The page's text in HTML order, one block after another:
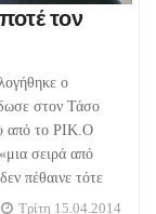
τον
ο
στον Τάσο
από το ΡΙΚ.Ο
σειρά από
πέθαινε τότε
Τρίτη 15.04.2014